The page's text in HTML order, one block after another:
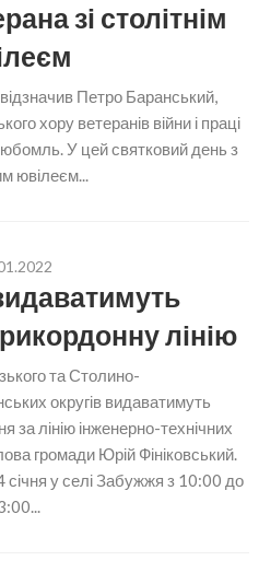
зі столітнім
Петро Баранський,
хору ветеранів війни і праці
У цей святковий день з
ювілеєм...
лінію
та Столино-
округів видаватимуть
за лінію інженерно-технічних
громади Юрій Фініковський.
у селі Забужжя з 10:00 до